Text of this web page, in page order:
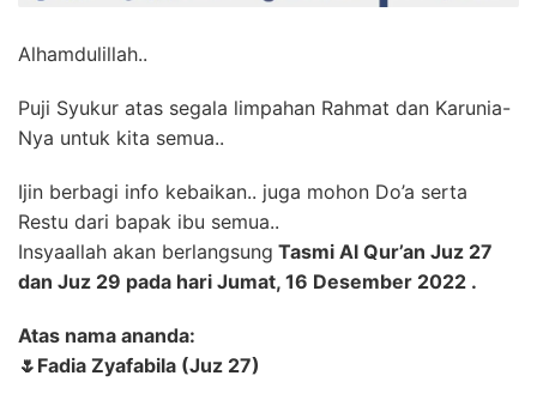
Alhamdulillah..
Puji Syukur atas segala limpahan Rahmat dan Karunia-
Nya untuk kita semua..
Ijin berbagi info kebaikan.. juga mohon Do’a serta
Restu dari bapak ibu semua..
Insyaallah akan berlangsung Tasmi Al Qur’an Juz 27
dan Juz 29 pada hari Jumat, 16 Desember 2022 .
Atas nama ananda:
🌷Fadia Zyafabila (Juz 27)